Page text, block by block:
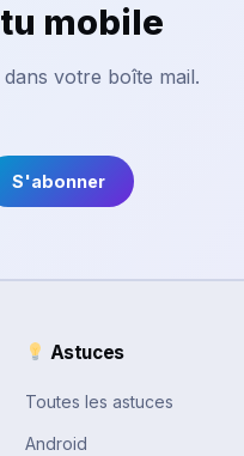
mobile
votre boîte mail.
S'abonner
Astuces
Toutes les astuces
Android